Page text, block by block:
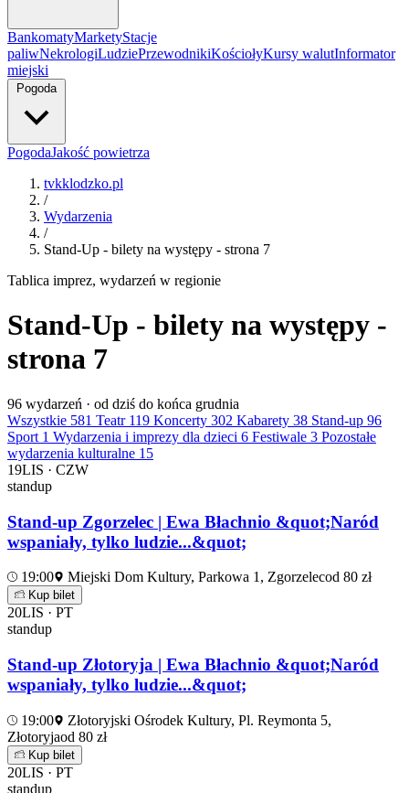
BankomatyMarketyStacje
paliwNekrologiLudziePrzewodnikiKościołyKursy walutInformator
miejski
Pogoda
PogodaJakość powietrza
tvkklodzko.pl
/
Wydarzenia
/
Stand-Up - bilety na występy - strona 7
Tablica imprez, wydarzeń w regionie
Stand-Up - bilety na występy -
strona 7
96 wydarzeń · od dziś do końca grudnia
Wszystkie 581 Teatr 119 Koncerty 302 Kabarety 38 Stand-up 96
Sport 1 Wydarzenia i imprezy dla dzieci 6 Festiwale 3 Pozostałe
wydarzenia kulturalne 15
19LIS · CZW
standup
Stand-up Zgorzelec | Ewa Błachnio &quot;Naród
wspaniały, tylko ludzie...&quot;
19:00 Miejski Dom Kultury, Parkowa 1, Zgorzelecod 80 zł
Kup bilet
20LIS · PT
standup
Stand-up Złotoryja | Ewa Błachnio &quot;Naród
wspaniały, tylko ludzie...&quot;
19:00
Złotoryjski Ośrodek Kultury, Pl. Reymonta 5,
Złotoryjaod 80 zł
Kup bilet
20LIS · PT
standup